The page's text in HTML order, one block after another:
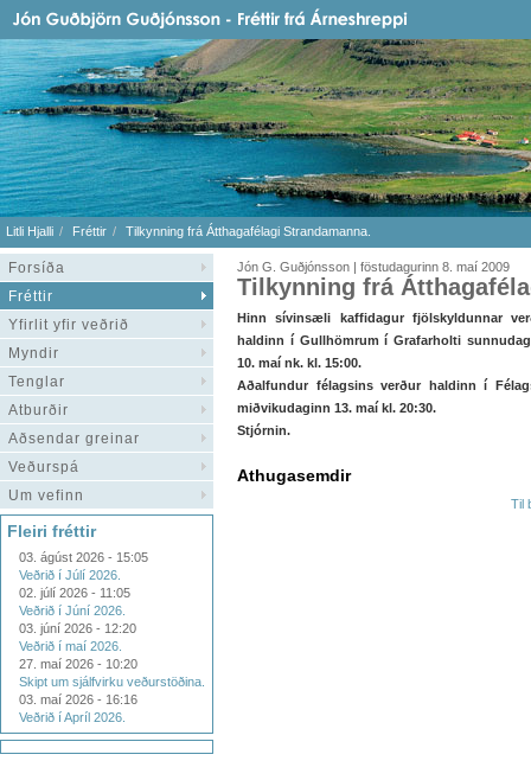
Litli Hjalli Fréttir Tilkynning frá Átthagafélagi Strandamanna.
Forsíða
Fréttir
Yfirlit yfir veðrið
Myndir
Tenglar
Atburðir
Aðsendar greinar
Veðurspá
Um vefinn
Fleiri fréttir
03. ágúst 2026 - 15:05
Veðrið í Júlí 2026.
02. júlí 2026 - 11:05
Veðrið í Júní 2026.
03. júní 2026 - 12:20
Veðrið í maí 2026.
27. maí 2026 - 10:20
Skipt um sjálfvirku veðurstöðina.
03. maí 2026 - 16:16
Veðrið í Apríl 2026.
Jón G. Guðjónsson | föstudagurinn 8. maí 2009
Tilkynning frá
Hinn sívinsæli kaffidagur fjölskyldunnar
haldinn í Gullhömrum í Grafarholti
10. maí nk. kl. 15:00.
Aðalfundur félagsins verður haldinn í
miðvikudaginn 13. maí kl. 20:30.
Stjórnin.
Athugasemdir
Til